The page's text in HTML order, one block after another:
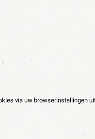
via uw browserinstellingen